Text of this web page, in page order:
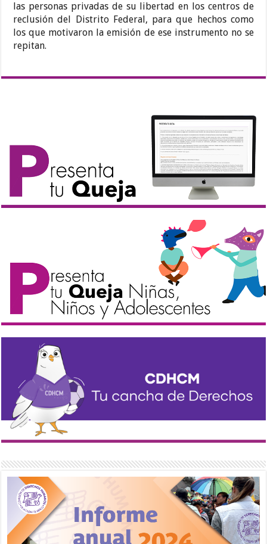
las personas privadas de su libertad en los centros de
reclusión del Distrito Federal, para que hechos como
los que motivaron la emisión de ese instrumento no se
repitan.